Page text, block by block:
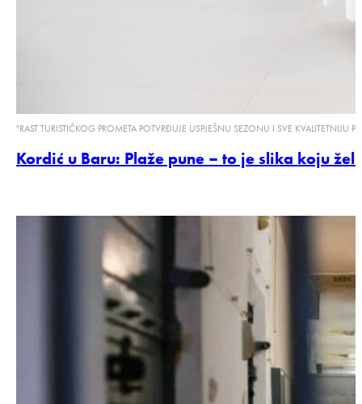
"RAST TURISTIČKOG PROMETA POTVRĐUJE USPJEŠNU SEZONU I SVE KVALITETNIJU
Kordić u Baru: Plaže pune – to je slika koju